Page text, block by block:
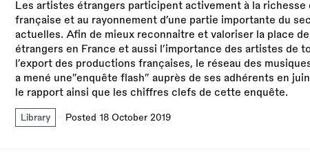
Les artistes étrangers participent activement à la richesse
française et au rayonnement d’une partie importante du
actuelles. Afin de mieux reconnaitre et valoriser la place de
étrangers en France et aussi l’importance des artistes de
l’export des productions françaises, le réseau des
a mené une”enquête flash” auprès de ses adhérents en
le rapport ainsi que les chiffres clefs de cette enquête.
Library Posted 18 October 2019